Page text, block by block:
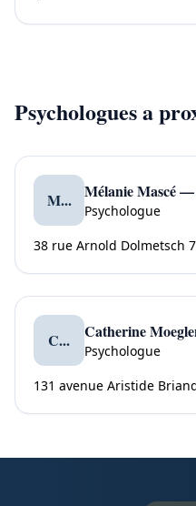
Psychologues a
M... Mélanie Mascé —
Psychologue
38 rue Arnold Dolmetsch
C...
Psychologue
131 avenue Aristide